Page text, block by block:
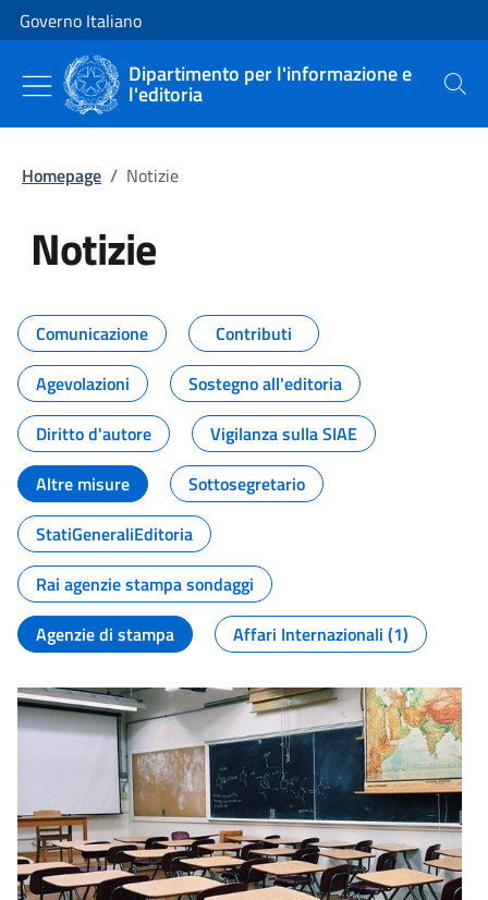
Vai al contenuto
Vai alla navigazione del sito
Governo Italiano
Dipartimento per l'informazione e
l'editoria Cerca
Homepage / Notizie
Notizie
Tutti i contenuti della pagina
Comunicazione
Contributi
Agevolazioni
Sostegno all'editoria
Diritto d'autore
Vigilanza sulla SIAE
Altre misure
Sottosegretario
StatiGeneraliEditoria
Rai agenzie stampa sondaggi
Agenzie di stampa
Affari Internazionali (1)